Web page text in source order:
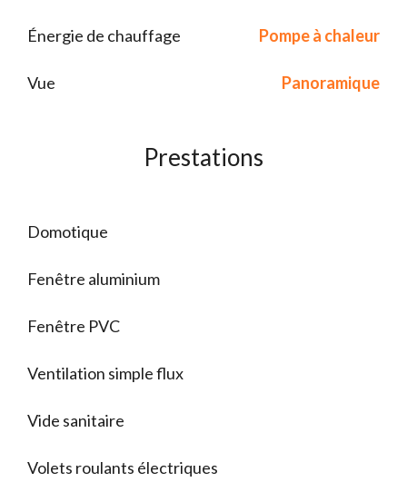
Énergie de chauffage Pompe à chaleur
Vue Panoramique
Prestations
Domotique
Fenêtre aluminium
Fenêtre PVC
Ventilation simple flux
Vide sanitaire
Volets roulants électriques